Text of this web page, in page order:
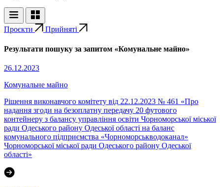
Проєкти Прийняті
Результати пошуку за запитом «Комунальне майно»
26.12.2023
Комунальне майно
Рішення виконавчого комітету від 22.12.2023 № 461 «Про
надання згоди на безоплатну передачу 20 футового
контейнеру з балансу управління освіти Чорноморської міської
ради Одеського району Одеської області на баланс
комунального підприємства «Чорноморськводоканал»
Чорноморської міської ради Одеського району Одеської
області»